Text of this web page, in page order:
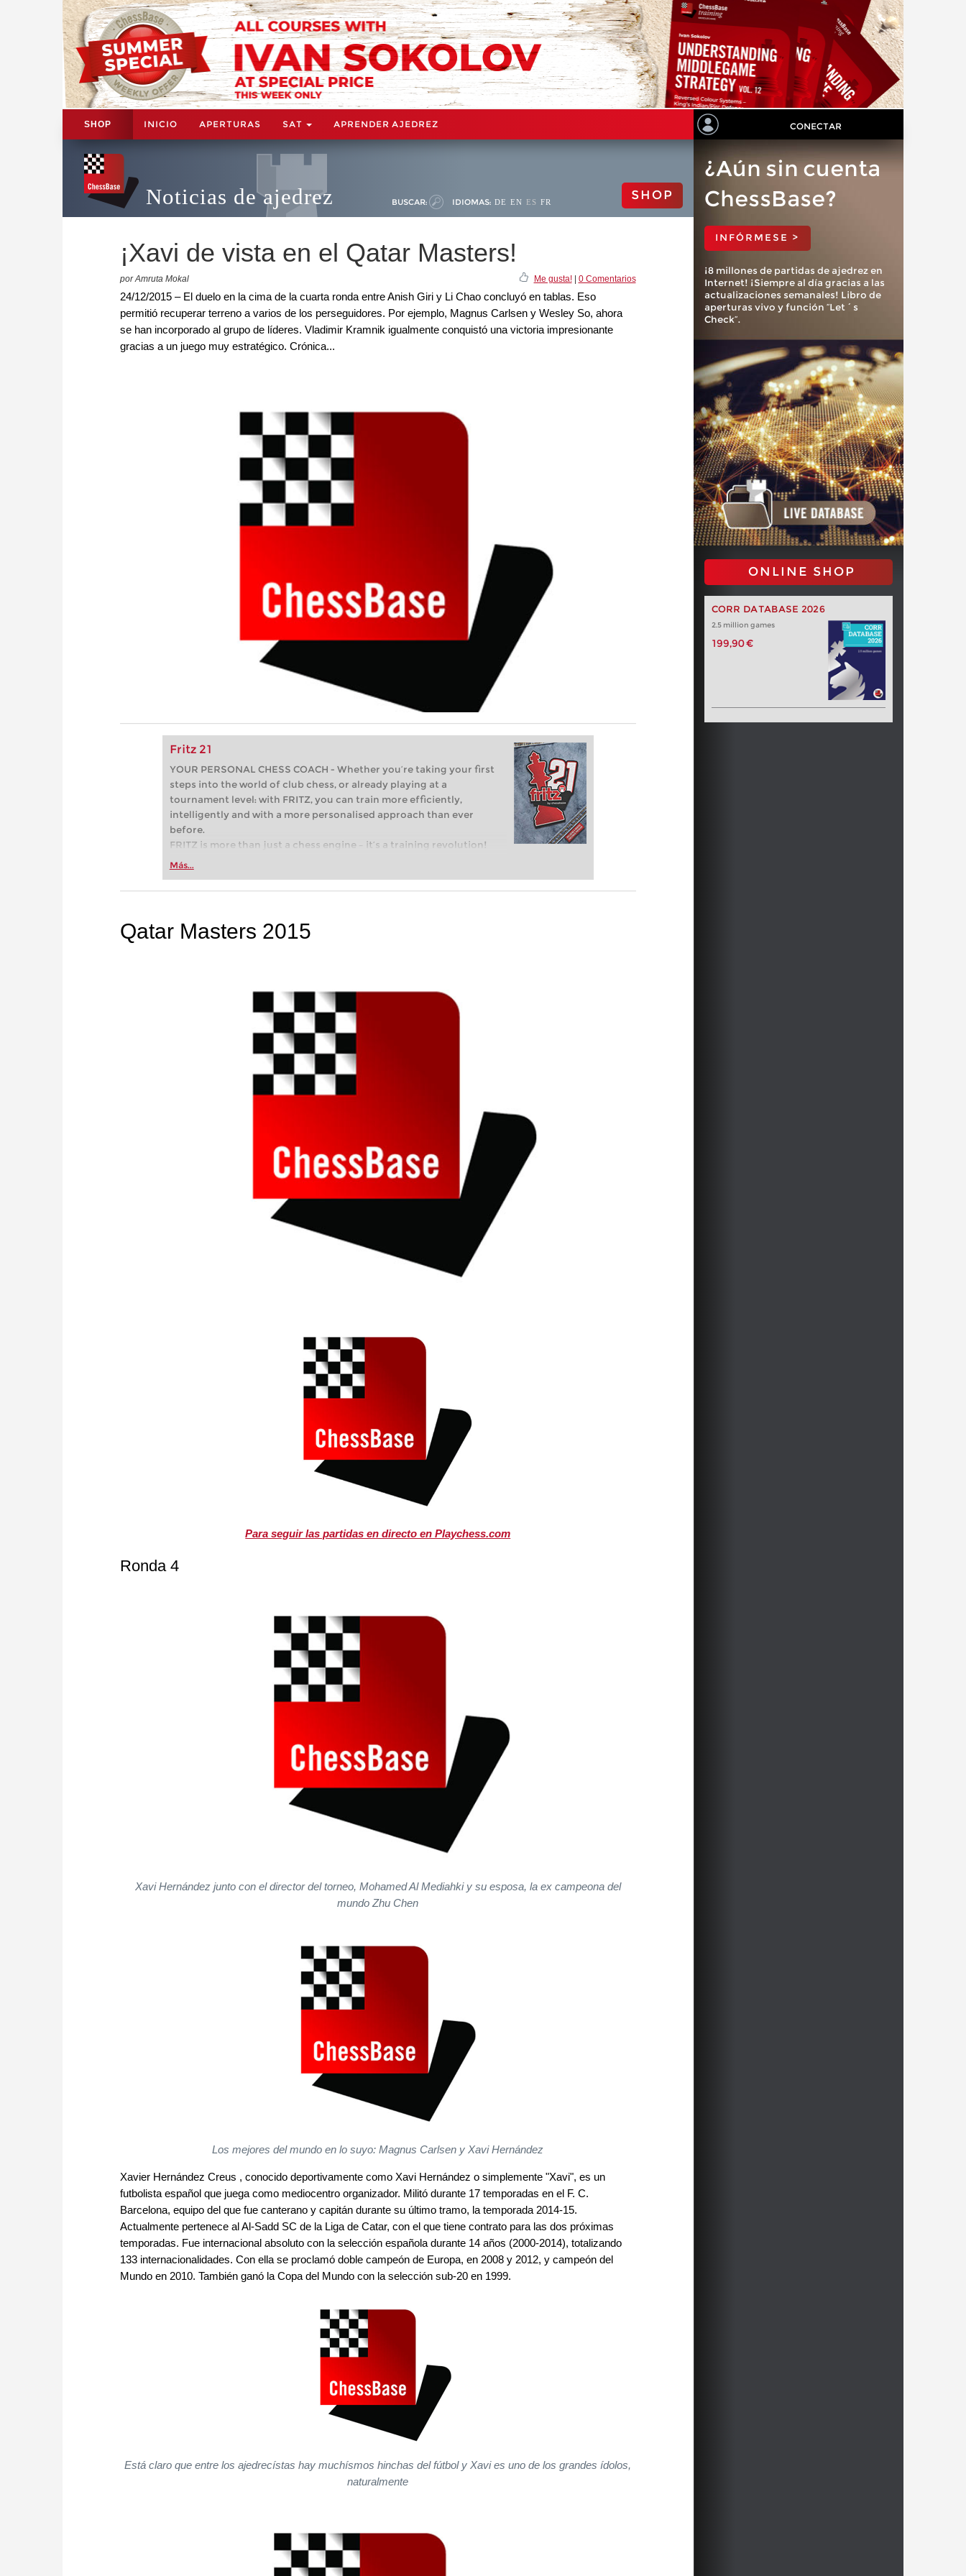
SHOP INICIO APERTURAS SAT APRENDER AJEDREZ CONECTAR
Noticias de ajedrez BUSCAR: IDIOMAS: DE EN ES FR SHOP
¡Xavi de vista en el Qatar Masters!
por Amruta Mokal Me gusta!| 0 Comentarios
24/12/2015 – El duelo en la cima de la cuarta ronda entre Anish Giri y Li Chao concluyó en tablas. Eso
permitió recuperar terreno a varios de los perseguidores. Por ejemplo, Magnus Carlsen y Wesley So, ahora
se han incorporado al grupo de líderes. Vladimir Kramnik igualmente conquistó una victoria impresionante
gracias a un juego muy estratégico. Crónica...
Fritz 21
YOUR PERSONAL CHESS COACH - Whether you’re taking your first
steps into the world of club chess, or already playing at a
tournament level: with FRITZ, you can train more efficiently,
intelligently and with a more personalised approach than ever
before.
FRITZ is more than just a chess engine – it’s a training revolution!
Whether you’re taking your first steps into the world of club chess,
more efficiently, intelligently and with a more personalised
Más...
¿Aún sin cuenta
ChessBase?
INFÓRMESE >
¡8 millones de partidas de ajedrez en
Internet! ¡Siempre al día gracias a las
actualizaciones semanales! Libro de
aperturas vivo y función “Let´s
Check”.
ONLINE SHOP
CORR DATABASE 2026
2.5 million games
199,90 €
Qatar Masters 2015
Para seguir las partidas en directo en Playchess.com
Ronda 4
Xavi Hernández junto con el director del torneo, Mohamed Al Mediahki y su esposa, la ex campeona del
mundo Zhu Chen
Los mejores del mundo en lo suyo: Magnus Carlsen y Xavi Hernández
Xavier Hernández Creus , conocido deportivamente como Xavi Hernández o simplemente "Xavi", es un
futbolista español que juega como mediocentro organizador. Militó durante 17 temporadas en el F. C.
Barcelona, equipo del que fue canterano y capitán durante su último tramo, la temporada 2014-15.
Actualmente pertenece al Al-Sadd SC de la Liga de Catar, con el que tiene contrato para las dos próximas
temporadas. Fue internacional absoluto con la selección española durante 14 años (2000-2014), totalizando
133 internacionalidades. Con ella se proclamó doble campeón de Europa, en 2008 y 2012, y campeón del
Mundo en 2010. También ganó la Copa del Mundo con la selección sub-20 en 1999.
Está claro que entre los ajedrecístas hay muchísmos hinchas del fútbol y Xavi es uno de los grandes ídolos,
naturalmente